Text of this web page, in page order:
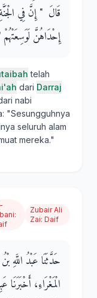
قَالَ ‏ "‏ إِنَّ فِي
إِحْدَاهُنَّ
telah
dari Darraj
nabi
"Sesungguhnya
seluruh alam
mereka."
:
Zubair Ali
Zai:Daif
حَدَّثَنَا عَبْدُ اللَّهِ
الْمَغْرَاءِ،